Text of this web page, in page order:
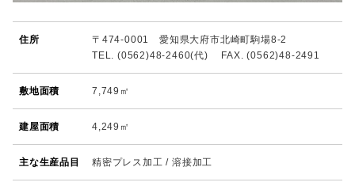
住所
〒474-0001 愛知県大府市北崎町駒場8-2
TEL. (0562)48-2460(代) FAX. (0562)48-2491
敷地面積 7,749㎡
建屋面積 4,249㎡
主な生産品目 精密プレス加工 / 溶接加工